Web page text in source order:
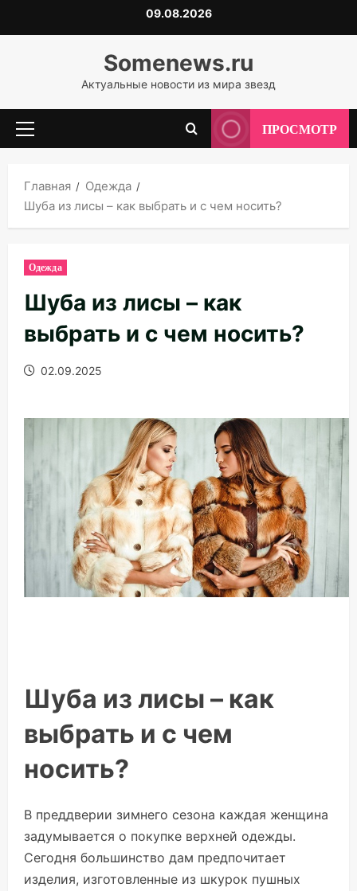
к
09.08.2026
Somenews.ru
Актуальные новости из мира звезд
Основное
ПРОСМОТР
Главная
Одежда
Шуба из лисы – как выбрать и с чем носить?
Одежда
Шуба из лисы – как
выбрать и с чем носить?
02.09.2025
Шуба из лисы – как
выбрать и с чем
носить?
В преддверии зимнего сезона каждая женщина
задумывается о покупке верхней одежды.
Сегодня большинство дам предпочитает
изделия, изготовленные из шкурок пушных